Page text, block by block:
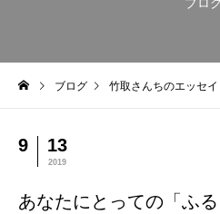
ブログ 竹取さんちのエッセイ
9 13
2019
あなたにとっての「ふ